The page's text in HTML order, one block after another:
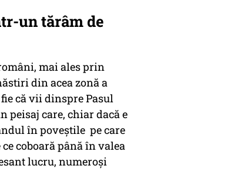
un tărâm de
mai ales prin
din acea zonă a
că vii dinspre Pasul
peisaj care, chiar dacă e
în poveștile pe care
coboară până în valea
lucru, numeroși